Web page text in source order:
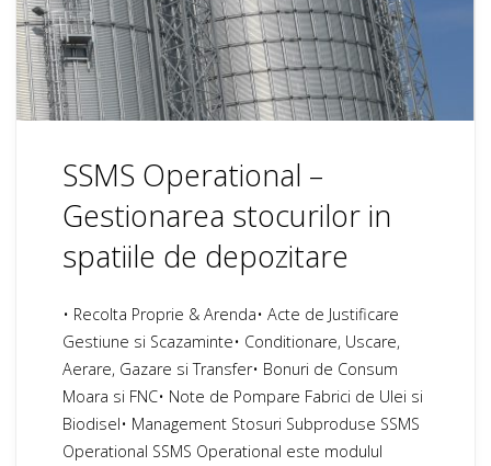
SSMS Operational –
Gestionarea stocurilor in
spatiile de depozitare
• Recolta Proprie & Arenda• Acte de Justificare
Gestiune si Scazaminte• Conditionare, Uscare,
Aerare, Gazare si Transfer• Bonuri de Consum
Moara si FNC• Note de Pompare Fabrici de Ulei si
Biodisel• Management Stosuri Subproduse SSMS
Operational SSMS Operational este modulul